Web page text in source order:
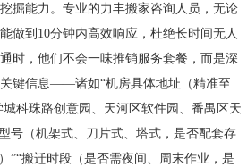
掘能力。专业的力丰搬家咨询人员，无论
做到10分钟内高效响应，杜绝长时间无人
时，他们不会一味推销服务套餐，而是深
键信息——诸如“机房具体地址（精准至
科珠路创意园、天河区软件园、番禺区天
号（机架式、刀片式、塔式，是否配套存
”“搬迁时段（是否需夜间、周末作业，是